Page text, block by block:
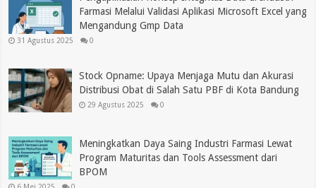
Farmasi Melalui Validasi Aplikasi Microsoft Excel yang
Mengandung Gmp Data
31 Agustus 2025 0
Stock Opname: Upaya Menjaga Mutu dan Akurasi
Distribusi Obat di Salah Satu PBF di Kota Bandung
29 Agustus 2025 0
Meningkatkan Daya Saing Industri Farmasi Lewat
Program Maturitas dan Tools Assessment dari
BPOM